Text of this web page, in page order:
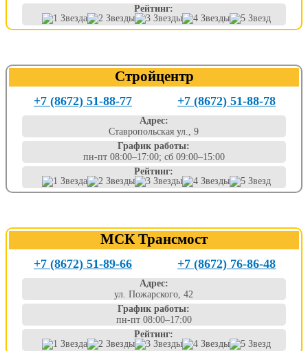
Рейтинг:
Стройцентр
+7 (8672) 51-88-77 +7 (8672) 51-88-78
Адрес:
Ставропольская ул., 9
График работы:
пн-пт 08:00–17:00; сб 09:00–15:00
Рейтинг:
МСК Трансмост
+7 (8672) 51-89-66 +7 (8672) 76-86-48
Адрес:
ул. Пожарского, 42
График работы:
пн-пт 08:00–17:00
Рейтинг: